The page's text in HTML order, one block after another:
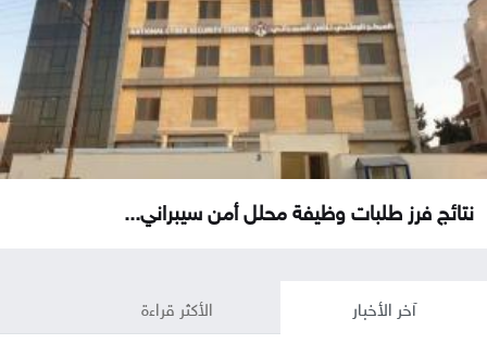
نتائج فرز طلبات وظيفة محلل أمن سيبراني...
آخر الأخبار الأكثر قراءة